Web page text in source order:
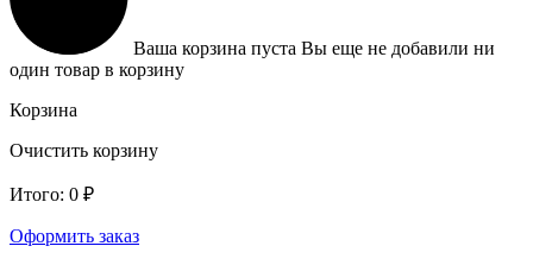
Ваша корзина пуста Вы еще не добавили ни
один товар в корзину
Корзина
Очистить корзину
Итого: 0 ₽
Оформить заказ